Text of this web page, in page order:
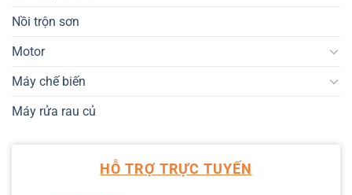
Nồi trộn sơn
Motor
Máy chế biến
Máy rửa rau củ
HỖ TRỢ TRỰC TUYẾN